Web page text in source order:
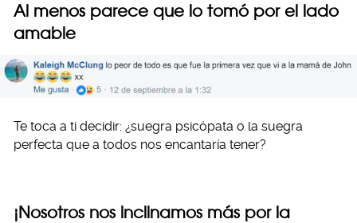
Al menos parece que lo tomó por el lado
amable
Te toca a ti decidir: ¿suegra psicópata o la suegra
perfecta que a todos nos encantaría tener?
¡Nosotros nos inclinamos más por la